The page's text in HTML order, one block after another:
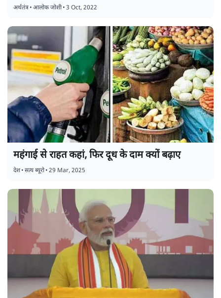
अर्थतंत्र•आलोक जोशी•3 Oct, 2022
महंगाई से राहत कहां, फिर दूध के दाम क्यों बढ़ाए
देश•सत्य ब्यूरो•29 Mar, 2025